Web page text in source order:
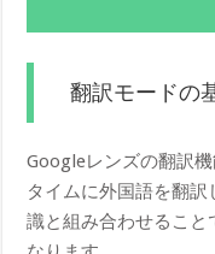
翻訳モードの
Googleレンズの翻訳
タイムに外国語を翻
識と組み合わせるこ